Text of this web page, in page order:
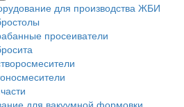
для производства ЖБИ
просеиватели
для вакуумной формовки